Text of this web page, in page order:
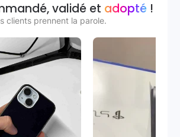
validé et adopté !
clients prennent la parole.